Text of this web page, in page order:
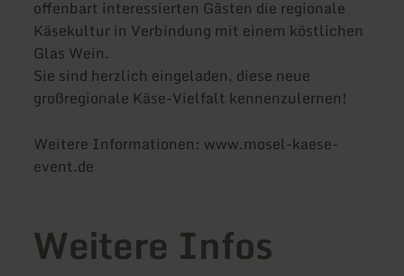
offenbart interessierten Gästen die regionale
Käsekultur in Verbindung mit einem köstlichen
Glas Wein.
Sie sind herzlich eingeladen, diese neue
großregionale Käse-Vielfalt kennenzulernen!
Weitere Informationen: www.mosel-kaese-
event.de
Weitere Infos